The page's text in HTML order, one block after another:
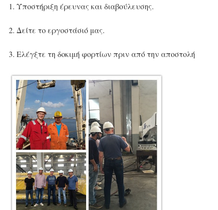
1. Υποστήριξη έρευνας και διαβούλευσης.
2. Δείτε το εργοστάσιό μας.
3. Ελέγξτε τη δοκιμή φορτίων πριν από την αποστολή